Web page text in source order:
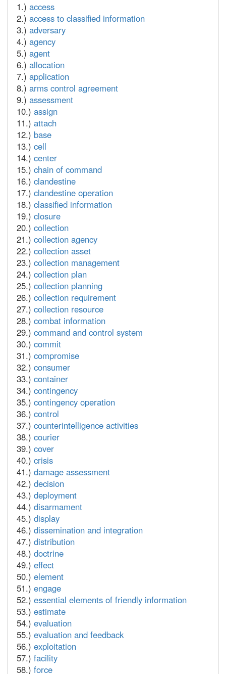
1.) access
2.) access to classified information
3.) adversary
4.) agency
5.) agent
6.) allocation
7.) application
8.) arms control agreement
9.) assessment
10.) assign
11.) attach
12.) base
13.) cell
14.) center
15.) chain of command
16.) clandestine
17.) clandestine operation
18.) classified information
19.) closure
20.) collection
21.) collection agency
22.) collection asset
23.) collection management
24.) collection plan
25.) collection planning
26.) collection requirement
27.) collection resource
28.) combat information
29.) command and control system
30.) commit
31.) compromise
32.) consumer
33.) container
34.) contingency
35.) contingency operation
36.) control
37.) counterintelligence activities
38.) courier
39.) cover
40.) crisis
41.) damage assessment
42.) decision
43.) deployment
44.) disarmament
45.) display
46.) dissemination and integration
47.) distribution
48.) doctrine
49.) effect
50.) element
51.) engage
52.) essential elements of friendly information
53.) estimate
54.) evaluation
55.) evaluation and feedback
56.) exploitation
57.) facility
58.) force